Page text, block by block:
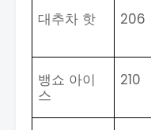
대추차 핫 206
뱅쇼 아이
스
210